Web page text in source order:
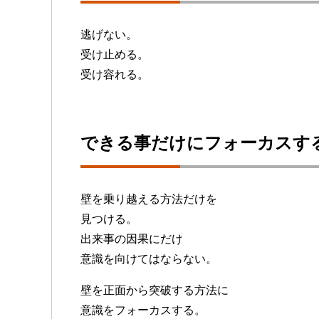
逃げない。
受け止める。
受け容れる。
できる事だけにフォーカスす
壁を乗り越える方法だけを
見つける。
出来事の因果にだけ
意識を向けてはならない。
壁を正面から突破する方法に
意識をフォーカスする。